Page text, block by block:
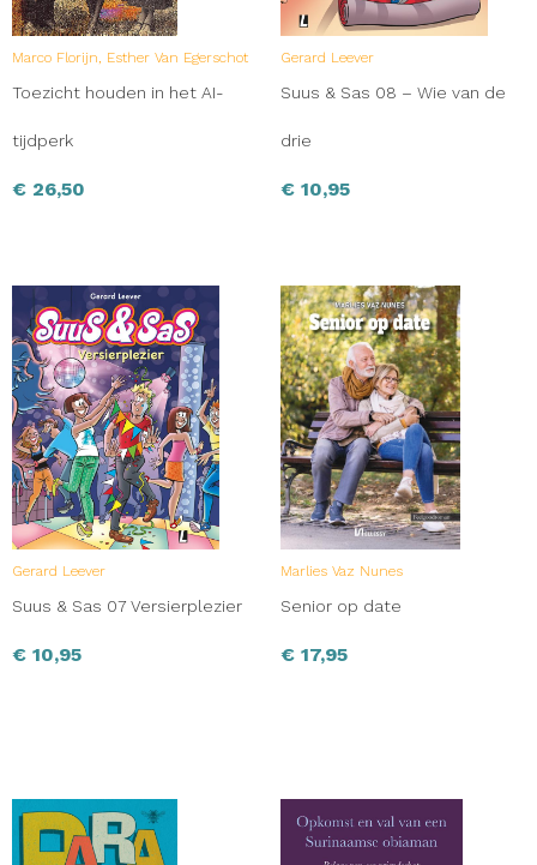
Marco Florijn, Esther Van Egerschot
Toezicht houden in het AI-
tijdperk
€ 26,50
Gerard Leever
Suus & Sas 08 – Wie van de
drie
€ 10,95
Gerard Leever
Suus & Sas 07 Versierplezier
€ 10,95
Marlies Vaz Nunes
Senior op date
€ 17,95